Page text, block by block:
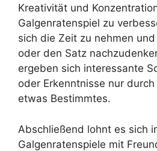
Kreativität und
Galgenratenspiel zu
sich die Zeit zu nehmen
oder den Satz
ergeben sich interessante
oder Erkenntnisse nur
etwas Bestimmtes.
Abschließend lohnt es sich
Galgenratenspiele mit